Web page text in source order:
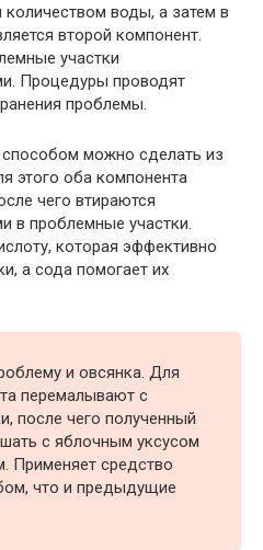
воды, а затем в
второй компонент.
участки
Процедуры проводят
проблемы.
можно сделать из
этого оба компонента
чего втираются
проблемные участки.
которая эффективно
а сода помогает их
и овсянка. Для
перемалывают с
после чего полученный
с яблочным уксусом
Применяет средство
что и предыдущие